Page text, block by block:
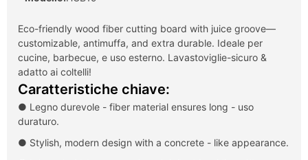
Eco-friendly wood fiber cutting board with juice groove—
customizable, antimuffa, and extra durable. Ideale per
cucine, barbecue, e uso esterno. Lavastoviglie-sicuro &
adatto ai coltelli!
Caratteristiche chiave:
● Legno durevole - fiber material ensures long - uso
duraturo.
● Stylish, modern design with a concrete - like appearance.